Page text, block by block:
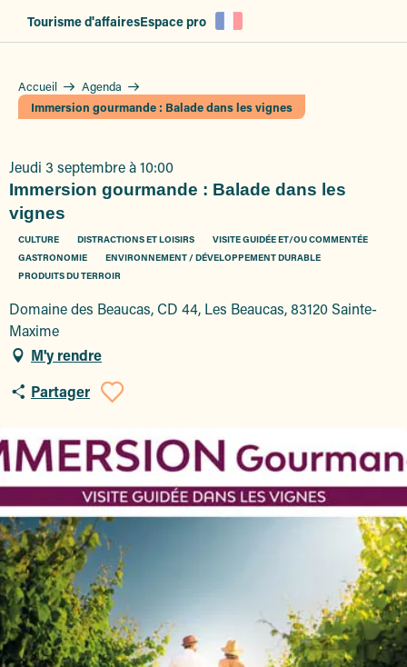
Tourisme d'affairesEspace pro
Accueil
Agenda
Immersion gourmande : Balade dans les vignes
Jeudi 3 septembre à 10:00
Immersion gourmande : Balade dans les
vignes
CULTURE DISTRACTIONS ET LOISIRS
VISITE GUIDÉE ET/OU COMMENTÉE
GASTRONOMIE
ENVIRONNEMENT / DÉVELOPPEMENT DURABLE
PRODUITS DU TERROIR
Domaine des Beaucas, CD 44, Les Beaucas, 83120 Sainte-
Maxime
M'y rendre
Partager
Ajouter aux favoris